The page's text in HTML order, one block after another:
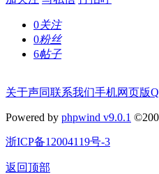
0关注
0粉丝
6帖子
关于声同联系我们手机网页版
Powered by phpwind v9.0.1
浙ICP备12004119号-3
返回顶部